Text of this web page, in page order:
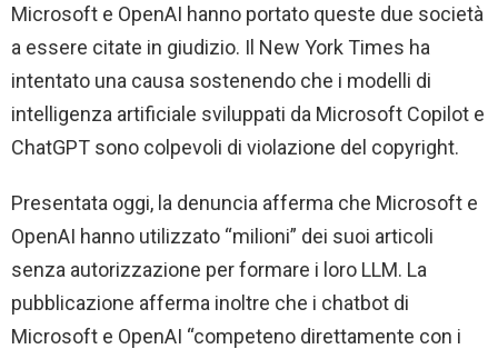
Microsoft e OpenAI hanno portato queste due società
a essere citate in giudizio. Il New York Times ha
intentato una causa sostenendo che i modelli di
intelligenza artificiale sviluppati da Microsoft Copilot e
ChatGPT sono colpevoli di violazione del copyright.
Presentata oggi, la denuncia afferma che Microsoft e
OpenAI hanno utilizzato “milioni” dei suoi articoli
senza autorizzazione per formare i loro LLM. La
pubblicazione afferma inoltre che i chatbot di
Microsoft e OpenAI “competeno direttamente con i